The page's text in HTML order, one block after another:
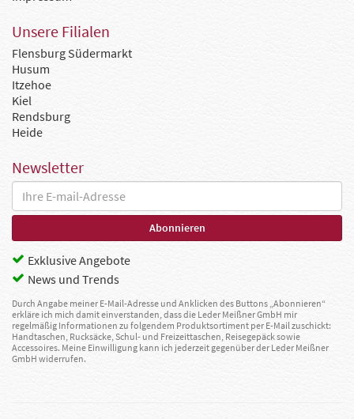
Unsere Filialen
Flensburg Südermarkt
Husum
Itzehoe
Kiel
Rendsburg
Heide
Newsletter
Exklusive Angebote
News und Trends
Durch Angabe meiner E-Mail-Adresse und Anklicken des Buttons „Abonnieren“
erkläre ich mich damit einverstanden, dass die Leder Meißner GmbH mir
regelmäßig Informationen zu folgendem Produktsortiment per E-Mail zuschickt:
Handtaschen, Rucksäcke, Schul- und Freizeittaschen, Reisegepäck sowie
Accessoires. Meine Einwilligung kann ich jederzeit gegenüber der Leder Meißner
GmbH widerrufen.